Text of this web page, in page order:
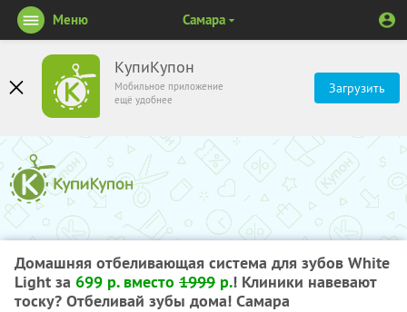
КупиКупон
Мобильное приложение
ещё удобнее
Загрузить
Меню Самара
Домашняя отбеливающая система для зубов White
Light за 699 р. вместо 1999 р.! Клиники навевают
тоску? Отбеливай зубы дома! Самара